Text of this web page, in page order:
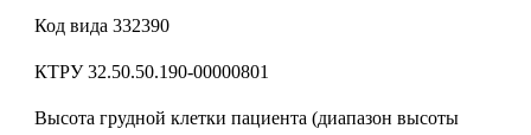
Код вида332390
КТРУ32.50.50.190-00000801
Высота грудной клетки пациента (диапазон высоты